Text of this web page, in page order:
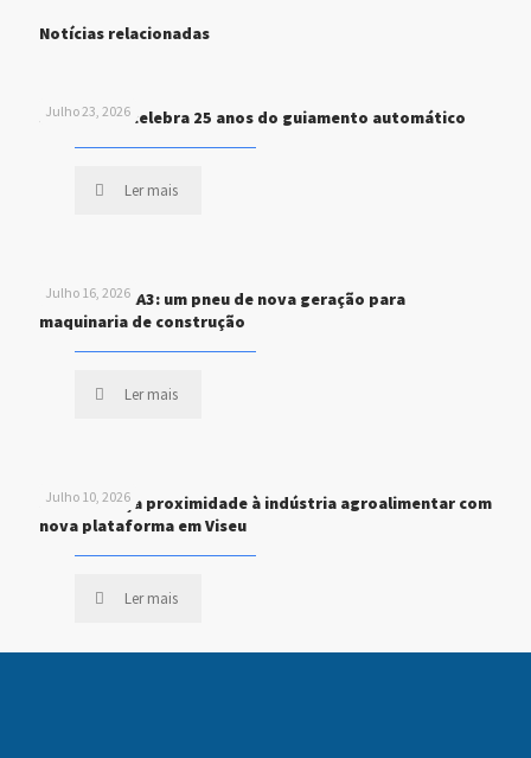
Notícias relacionadas
Julho 23, 2026
John Deere celebra 25 anos do guiamento automático
Ler mais
Julho 16, 2026
MICHELIN XHA3: um pneu de nova geração para
maquinaria de construção
Ler mais
Julho 10, 2026
STEF reforça proximidade à indústria agroalimentar com
nova plataforma em Viseu
Ler mais